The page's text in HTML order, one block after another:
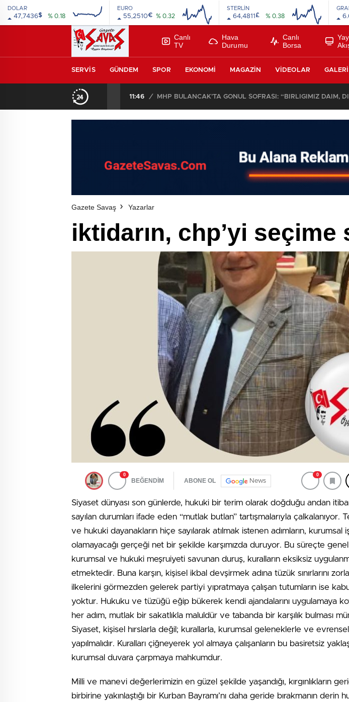
DOLAR
47,7436$ % 0.18
EURO
55,2510€ % 0.32
STERLİN
64,4811 £ % 0.38
Canlı
TV
Hava
Durumu
Canlı
Borsa
SERVIS GÜNDEM SPOR EKONOMI MAGAZIN VIDEOLAR GALERI
11:39 / TÜRK FINDIĞI ŞİLİ’DE MASAYA YATIRILIYOR: GTB
Gazete Savaş Yazarlar
iktidarın, chp’yi
0
BEĞENDİM ABONE OL News
0
Siyaset dünyası son günlerde, hukuki bir terim olarak doğduğu andan
sayılan durumları ifade eden “mutlak butlan” tartışmalarıyla çalkalanıyor.
ve hukuki dayanakların hiçe sayılarak atılmak istenen adımların,
olamayacağı gerçeği net bir şekilde karşımızda duruyor. Bu süreçte
kurumsal ve hukuki meşruiyeti savunan duruş, kuralların eksiksiz
etmektedir. Buna karşın, kişisel ikbal devşirmek adına tüzük sınırlarını
ilkelerini görmezden gelerek partiyi yıpratmaya çalışan tutumların ise
yoktur. Hukuku ve tüzüğü eğip bükerek kendi ajandalarını uygulamaya
her adım, mutlak bir sakatlıkla maluldür ve tabanda bir karşılık bulması
Siyaset, kişisel hırslarla değil; kurallarla, kurumsal geleneklerle ve
yapılmalıdır. Kuralları çiğneyerek yol almaya çalışanların bu basiretsiz
kurumsal duvara çarpmaya mahkumdur.
Milli ve manevi değerlerimizin en güzel şekilde yaşandığı, kırgınlıkların
birbirine yakınlaştığı bir Kurban Bayramı’nı daha geride bırakmanın derin